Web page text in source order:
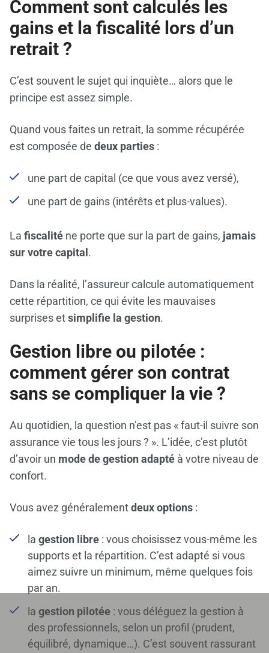
Comment sont calculés les
gains et la fiscalité lors d’un
retrait ?
C’est souvent le sujet qui inquiète… alors que le
principe est assez simple.
Quand vous faites un retrait, la somme récupérée
est composée de deux parties :
une part de capital (ce que vous avez versé),
une part de gains (intérêts et plus-values).
La fiscalité ne porte que sur la part de gains, jamais
sur votre capital .
Dans la réalité, l’assureur calcule automatiquement
cette répartition, ce qui évite les mauvaises
surprises etsimplifie la gestion.
Gestion libre ou pilotée :
comment gérer son contrat
sans se compliquer la vie ?
Au quotidien, la question n’est pas « faut-il suivre son
assurance vie tous les jours ? ». L’idée, c’est plutôt
d’avoir un mode de gestion adapté à votre niveau de
confort.
Vous avez généralementdeux options :
la gestion libre : vous choisissez vous-même les
supports et la répartition. C’est adapté si vous
aimez suivre un minimum, même quelques fois
par an.
la gestion pilotée : vous déléguez la gestion à
des professionnels, selon un profil (prudent,
équilibré, dynamique…). C’est souvent rassurant